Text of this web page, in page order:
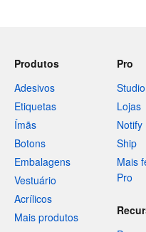
Produtos
Adesivos
Etiquetas
Ímãs
Botons
Embalagens
Vestuário
Acrílicos
Mais produtos
Pro
Studio
Lojas
Notify
Ship
Mais
Pro